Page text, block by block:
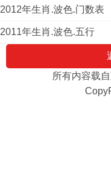
2012年生肖.波色.门数表
2011年生肖.波色.五行
所有内容载